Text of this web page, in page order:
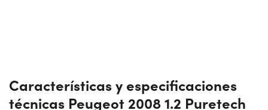
Características y especificaciones
técnicas Peugeot 2008 1.2 Puretech